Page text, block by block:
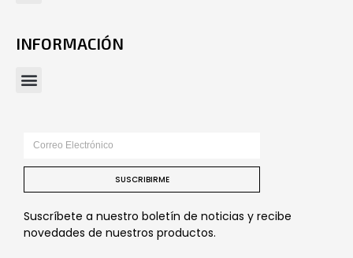
INFORMACIÓN
SUSCRIBIRME
Suscríbete a nuestro boletín de noticias y recibe
novedades de nuestros productos.